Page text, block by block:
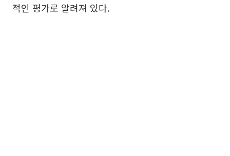
적인 평가로 알려져 있다.